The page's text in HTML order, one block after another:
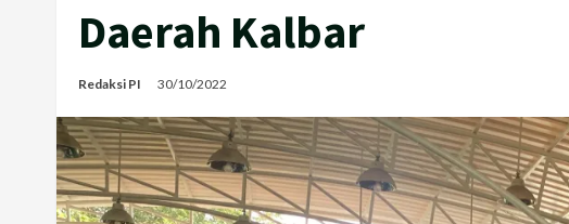
Daerah Kalbar
Redaksi PI 30/10/2022